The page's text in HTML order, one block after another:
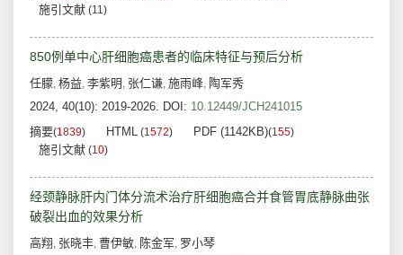
施引文献 (11)
850例单中心肝细胞癌患者的临床特征与预后分析
任朦, 杨益, 李紫明 , 张仁谦, 施雨峰, 陶军秀
2024, 40(10): 2019-2026. DOI: 10.12449/JCH241015
摘要(1839) HTML (1572) PDF (1142KB)(155)
施引文献 (10)
经颈静脉肝内门体分流术治疗肝细胞癌合并食管胃底静脉曲张
破裂出血的效果分析
高翔, 张晓丰, 曹伊敏, 陈金军, 罗小琴